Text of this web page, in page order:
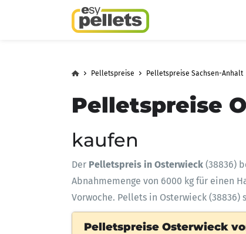
Pelletspreise Pelletspreise Sachsen-Anhalt
Pelletspreise
kaufen
Der Pelletspreis in Osterwieck (38836)
Abnahmemenge von 6000 kg für einen
Vorwoche. Pellets in Osterwieck
Pelletspreise Osterwieck